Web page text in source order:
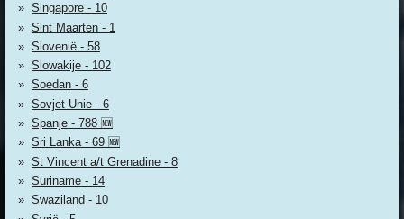
Singapore - 10
Sint Maarten - 1
Slovenië - 58
Slowakije - 102
Soedan - 6
Sovjet Unie - 6
Spanje - 788 🆕
Sri Lanka - 69 🆕
St Vincent a/t Grenadine - 8
Suriname - 14
Swaziland - 10